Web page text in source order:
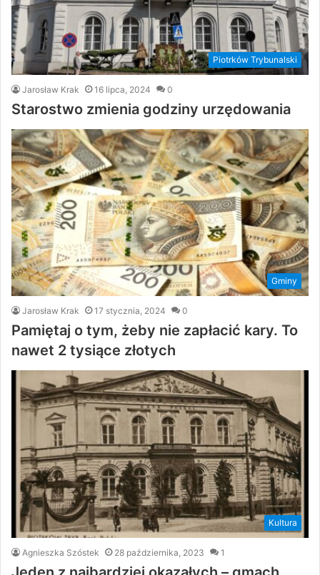
Piotrków Trybunalski
Jarosław Krak 16 lipca, 2024 0
Starostwo zmienia godziny urzędowania
Gminy
Jarosław Krak 17 stycznia, 2024 0
Pamiętaj o tym, żeby nie zapłacić kary. To
nawet 2 tysiące złotych
Kultura
Agnieszka Szóstek 28 października, 2023 1